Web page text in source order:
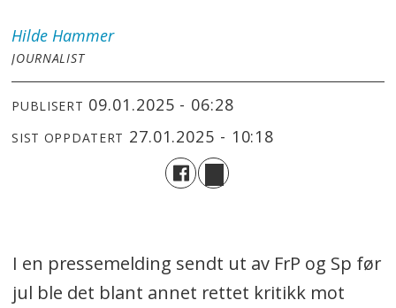
Hilde Hammer
JOURNALIST
PUBLISERT 09.01.2025 - 06:28
SIST OPPDATERT 27.01.2025 - 10:18
I en pressemelding sendt ut av FrP og Sp før
jul ble det blant annet rettet kritikk mot